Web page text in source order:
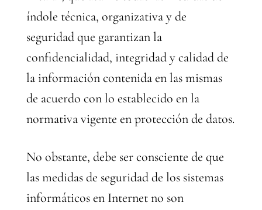
índole técnica, organizativa y de
seguridad que garantizan la
confidencialidad, integridad y calidad de
la información contenida en las mismas
de acuerdo con lo establecido en la
normativa vigente en protección de datos.
No obstante, debe ser consciente de que
las medidas de seguridad de los sistemas
informáticos en Internet no son